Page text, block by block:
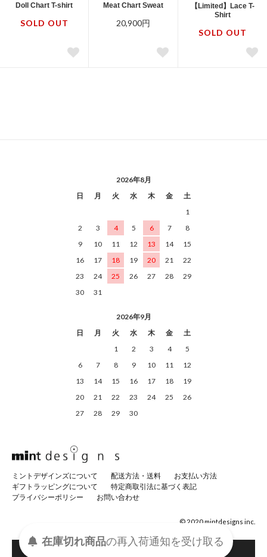
Doll Chart T-shirt
SOLD OUT
Meat Chart Sweat
20,900円
【Limited】Lace T-
Shirt
SOLD OUT
2026年8月
日
月 火 水 木 金
土
1
2
3 4 5 6 7
8
9
10 11 12 13 14
15
16
17 18 19 20 21
22
23
24 25 26 27 28
29
30
31
2026年9月
日
月 火 水 木 金
土
1
2 3 4
5
6
7 8 9 10 11
12
13
14 15 16 17 18
19
20
21 22 23 24 25
26
27
28 29 30
ミントデザインズについて 配送方法・送料
お支払い方法
ギフトラッピングについて
特定商取引法に基づく表記
プライバシーポリシー
お問い合わせ
© 2020 mintdesigns inc.
在庫切れ商品の再入荷通知を受け取る